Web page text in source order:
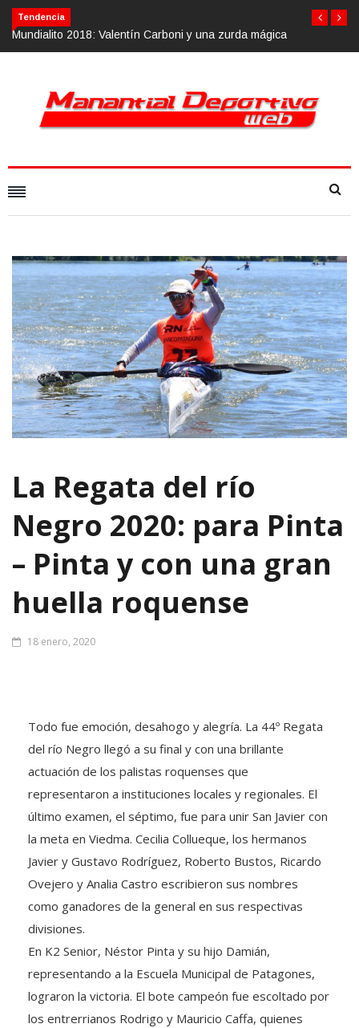
Tendencia
Calvario Race 2018, 10 de noviembre
La Regata del río
Negro 2020: para Pinta
– Pinta y con una gran
huella roquense
18 enero, 2020
Todo fue emoción, desahogo y alegría. La 44º Regata
del río Negro llegó a su final y con una brillante
actuación de los palistas roquenses que
representaron a instituciones locales y regionales. El
último examen, el séptimo, fue para unir San Javier con
la meta en Viedma. Cecilia Collueque, los hermanos
Javier y Gustavo Rodríguez, Roberto Bustos, Ricardo
Ovejero y Analia Castro escribieron sus nombres
como ganadores de la general en sus respectivas
divisiones.
En K2 Senior, Néstor Pinta y su hijo Damián,
representando a la Escuela Municipal de Patagones,
lograron la victoria. El bote campeón fue escoltado por
los entrerrianos Rodrigo y Mauricio Caffa, quienes